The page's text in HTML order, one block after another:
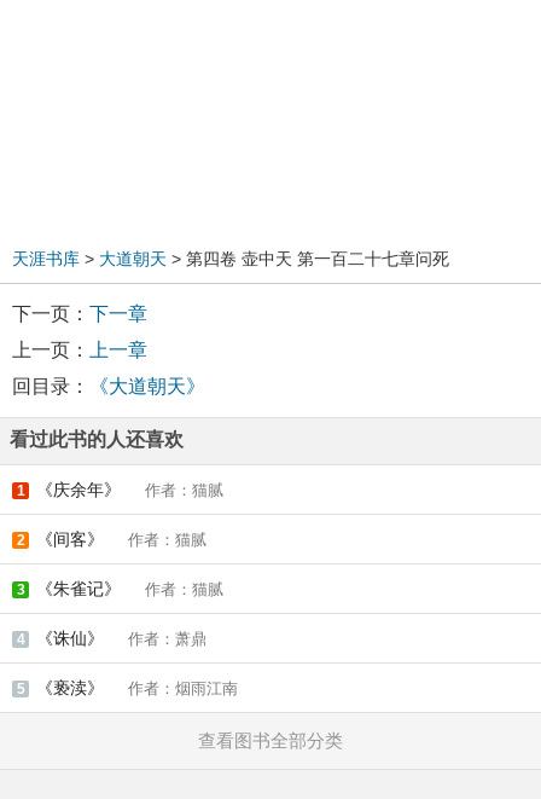
天涯书库 > 大道朝天 > 第四卷 壶中天 第一百二十七章问死
下一页： 下一章
上一页：
上一章
回目录：
《大道朝天》
看过此书的人还喜欢
1 《庆余年》 作者：猫腻
2 《间客》 作者：猫腻
3 《朱雀记》 作者：猫腻
4 《诛仙》 作者：萧鼎
5 《亵渎》 作者：烟雨江南
查看图书全部分类